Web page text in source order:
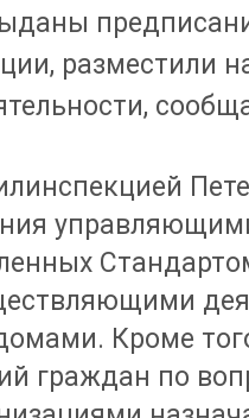
разместили
Кроме
граждан по